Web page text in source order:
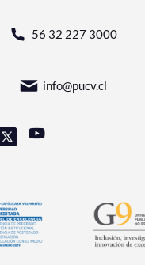
56 32 227 3000
info@pucv.cl